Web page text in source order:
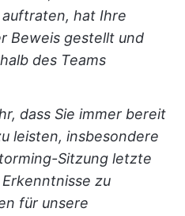
hat Ihre
Beweis gestellt und
des Teams
dass Sie immer bereit
leisten, insbesondere
Sitzung letzte
zu
für unsere